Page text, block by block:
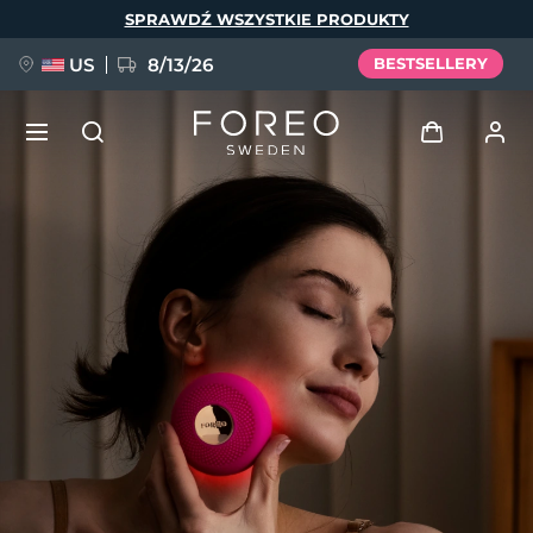
SPRAWDŹ WSZYSTKIE PRODUKTY
US 8/13/26 BESTSELLERY
Profil użytkownika
Moje urządzenia
Moje zamówienia
Moje subskrypcje
FAQ™ Pure Beauty-Tech Elixir
BREAKING NEWS
issa™ Teeth Whitening Set
Deutsch
Español
Français
Italiano
Português
Polski
Svenska
Русский
简体中文 繁體中文